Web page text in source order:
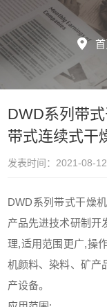
DWD系列带
带式连续式干
发表时间：2021-08-
DWD系列带式干燥
产品先进技术研制开
理,适用范围更广,操
机颜料、染料、矿产
产设备。